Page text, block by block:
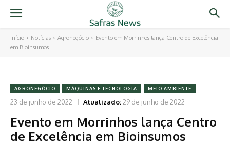
Início Notícias Agronegócio
Evento em Morrinhos lança Centro de Excelência
em Bioinsumos
AGRONEGÓCIO MÁQUINAS E TECNOLOGIA MEIO AMBIENTE
23 de junho de 2022 Atualizado:29 de junho de 2022
Evento em Morrinhos lança Centro
de Excelência em Bioinsumos